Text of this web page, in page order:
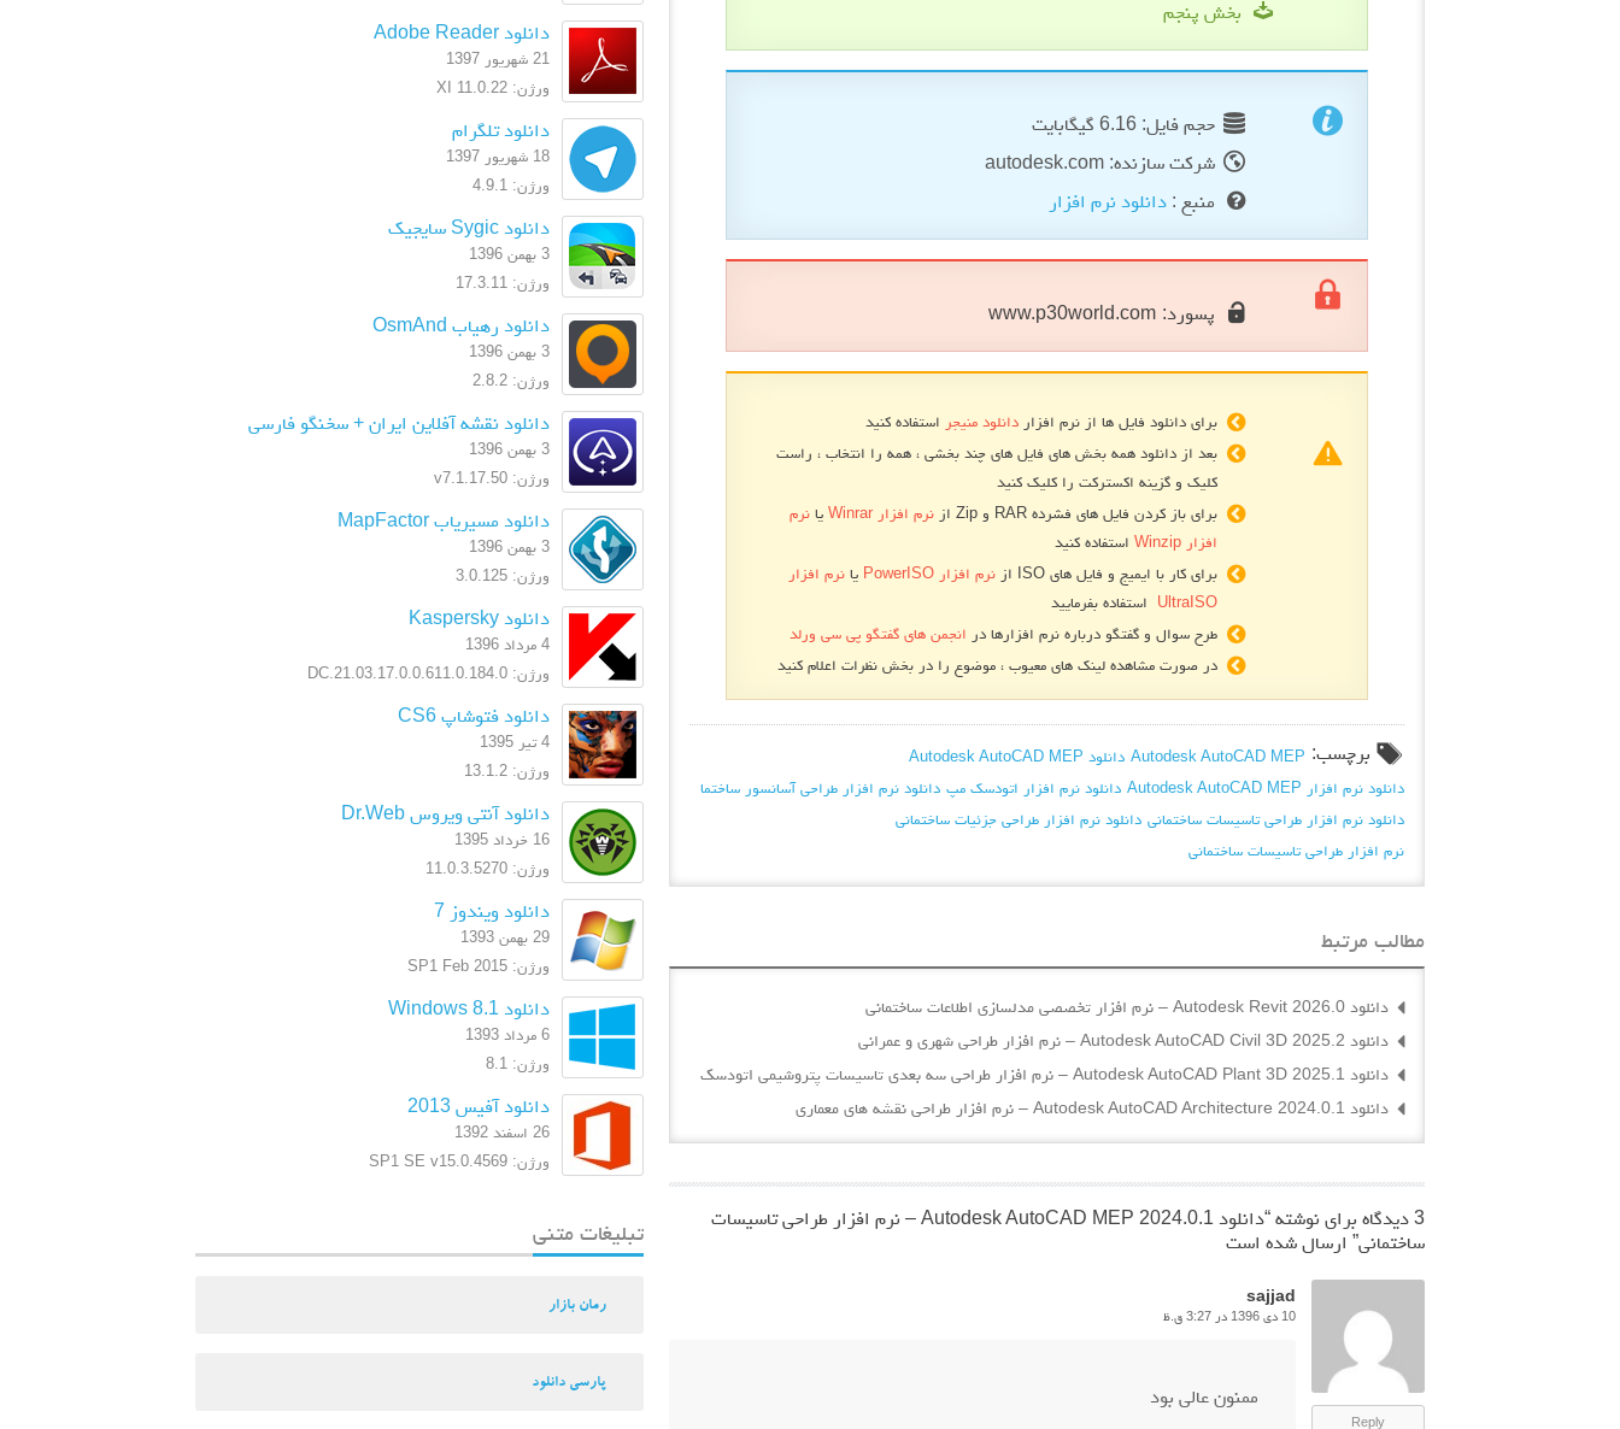
بخش پنجم
حجم فایل: 6.16 گیگابایت
شرکت سازنده: autodesk.com
منبع : دانلود نرم افزار
پسورد: www.p30world.com
برای دانلود فایل ها از نرم افزار دانلود منیجر استفاده کنید
بعد از دانلود همه بخش های فایل های چند بخشی ، همه را انتخاب ، راست
کلیک و گزینه اکسترکت را کلیک کنید
برای باز کردن فایل های فشرده RAR و Zip از
نرم افزار Winrar یا نرم
افزار Winzip
استفاده کنید
برای کار با ایمیج و فایل های ISO از
نرم افزار PowerISO یا نرم افزار
UltraISO استفاده بفرمایید
طرح سوال و گفتگو درباره نرم افزارها در انجمن های گفتگو پی سی ورلد
در صورت مشاهده لینک های معیوب ، موضوع را در بخش نظرات اعلام کنید
برچسب: Autodesk AutoCAD MEP دانلود Autodesk AutoCAD MEP
دانلود نرم افزار Autodesk AutoCAD MEP
دانلود نرم افزار اتودسک مپ دانلود نرم افزار طراحی آسانسور ساختما
دانلود نرم افزار طراحی تاسیسات ساختمانی دانلود نرم افزار طراحی جزئیات ساختمانی
نرم افزار طراحی تاسیسات ساختمانی
مطالب مرتبط
دانلود Autodesk Revit 2026.0 – نرم افزار تخصصی مدلسازی اطلاعات ساختمانی
دانلود Autodesk AutoCAD Civil 3D 2025.2 – نرم افزار طراحی شهری و عمرانی
دانلود Autodesk AutoCAD Plant 3D 2025.1 – نرم افزار طراحی سه بعدی تاسیسات پتروشیمی اتودسک
دانلود Autodesk AutoCAD Architecture 2024.0.1 – نرم افزار طراحی نقشه های معماری
3 دیدگاه برای نوشته “
دانلود Autodesk AutoCAD MEP 2024.0.1 – نرم افزار طراحی تاسیسات
ساختمانی” ارسال شده است
sajjad
10 دی 1396 در 3:27 ق.ظ
Reply
ممنون عالی بود
دانلود Adobe Reader
21 شهریور 1397
ورژن: XI 11.0.22
دانلود تلگرام
18 شهریور 1397
ورژن: 4.9.1
دانلود Sygic سایجیک
3 بهمن 1396
ورژن: 17.3.11
دانلود رهیاب OsmAnd
3 بهمن 1396
ورژن: 2.8.2
دانلود نقشه آفلاین ایران + سخنگو فارسی
3 بهمن 1396
ورژن: v7.1.17.50
دانلود مسیریاب MapFactor
3 بهمن 1396
ورژن: 3.0.125
دانلود Kaspersky
4 مرداد 1396
ورژن: 17.0.0.611.0.184.0.DC.21.03
دانلود فتوشاپ CS6
4 تیر 1395
ورژن: 13.1.2
دانلود آنتی ویروس Dr.Web
16 خرداد 1395
ورژن: 11.0.3.5270
دانلود ویندوز 7
29 بهمن 1393
ورژن: SP1 Feb 2015
دانلود Windows 8.1
6 مرداد 1393
ورژن: 8.1
دانلود آفیس 2013
26 اسفند 1392
ورژن: SP1 SE v15.0.4569
تبلیغات متنی
رمان بازار
پارسی دانلود